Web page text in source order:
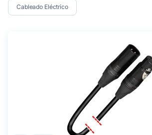
Cableado Eléctrico